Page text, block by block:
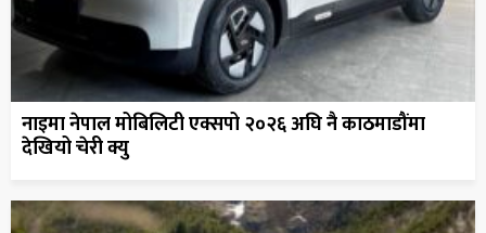
नाइमा नेपाल मोबिलिटी एक्सपो २०२६ अघि नै काठमाडौंमा
देखियो चेरी क्यु